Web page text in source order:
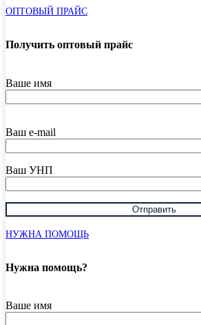
ОПТОВЫЙ ПРАЙС
Получить оптовый прайс
Ваше имя
Ваш e-mail
Ваш УНП
НУЖНА ПОМОЩЬ
Нужна помощь?
Ваше имя